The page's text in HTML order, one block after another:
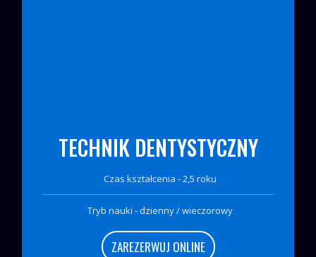
TECHNIK DENTYSTYCZNY
Czas kształcenia - 2,5 roku
Tryb nauki - dzienny / wieczorowy
ZAREZERWUJ ONLINE